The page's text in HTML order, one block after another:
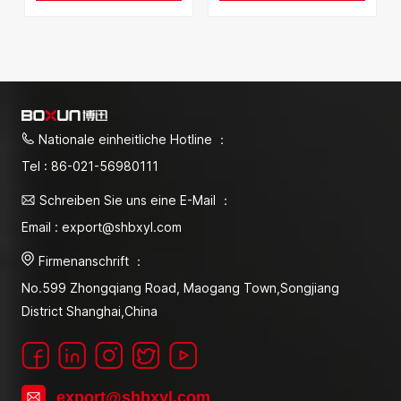
Nationale einheitliche Hotline ：
Tel : 86-021-56980111
Schreiben Sie uns eine E-Mail ：
Email : export@shbxyl.com
Firmenanschrift ：
No.599 Zhongqiang Road, Maogang Town,Songjiang
District Shanghai,China
export@shbxyl.com